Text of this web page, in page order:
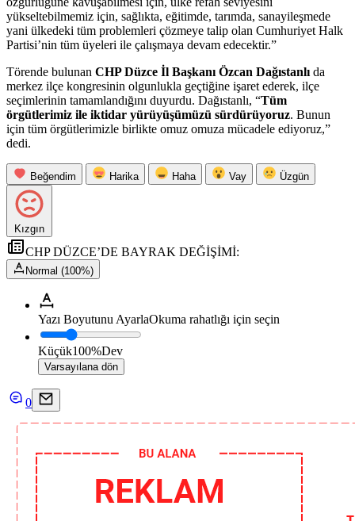
yükseltebilmemiz için, sağlıkta, eğitimde, tarımda, sanayileşmede
yani ülkedeki tüm problemleri çözmeye talip olan Cumhuriyet Halk
Partisi’nin tüm üyeleri ile çalışmaya devam edecektir.”
Törende bulunan CHP Düzce İl Başkanı Özcan Dağıstanlı da
merkez ilçe kongresinin olgunlukla geçtiğine işaret ederek, ilçe
seçimlerinin tamamlandığını duyurdu. Dağıstanlı, “Tüm
örgütlerimiz ile iktidar yürüyüşümüzü sürdürüyoruz. Bunun
için tüm örgütlerimizle birlikte omuz omuza mücadele ediyoruz,”
dedi.
Beğendim Harika Haha Vay Üzgün
Kızgın
CHP DÜZCE’DE BAYRAK DEĞİŞİMİ:
Normal (100%)
Yazı Boyutunu AyarlaOkuma rahatlığı için seçin
Küçük100%Dev
Varsayılana dön
0